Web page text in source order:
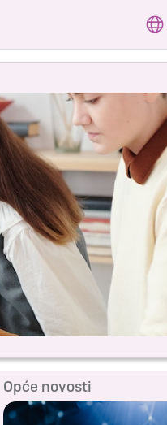
Opće novosti